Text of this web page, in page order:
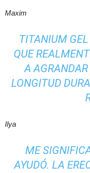
Maxim
TITANIUM
QUE
A
LONGITUD
Ilya
ME
AYUDÓ. LA